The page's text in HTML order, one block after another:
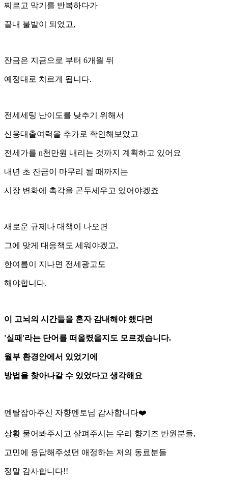
찌르고 막기를 반복하다가
끝내 불발이 되었고,
잔금은 지금으로 부터 6개월 뒤
예정대로 치르게 됩니다.
전세세팅 난이도를 낮추기 위해서
신용대출여력을 추가로 확인해보았고
전세가를 n천만원 내리는 것까지 계획하고 있어요
내년 초 잔금이 마무리 될 때까지는
시장 변화에 촉각을 곤두세우고 있어야겠죠
새로운 규제나 대책이 나오면
그에 맞게 대응책도 세워야겠고,
한여름이 지나면 전세광고도
해야합니다.
이 고뇌의 시간들을 혼자 감내해야 했다면
'실패'라는 단어를 떠올렸을지도 모르겠습니다.
월부 환경안에서 있었기에
방법을 찾아나갈 수 있었다고 생각해요
멘탈잡아주신 자향멘토님 감사합니다❤️
상황 물어봐주시고 살펴주시는 우리 향기즈 반원분들,
고민에 응답해주셨던 애정하는 저의 동료분들
정말 감사합니다!!